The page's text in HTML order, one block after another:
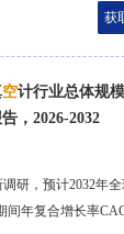
获
空计行业总体规
，2026-2032
研，预计2032年
间年复合增长率